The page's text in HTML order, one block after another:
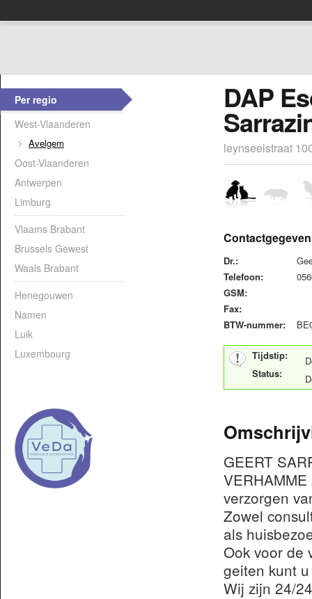
Per regio
West-Vlaanderen
Avelgem
Oost-Vlaanderen
Antwerpen
Limburg
Vlaams Brabant
Brussels Gewest
Waals Brabant
Henegouwen
Namen
Luik
Luxembourg
DAP
leynseelstraat
Dr.:
Telefoon:
GSM:
Fax:
BTW-nummer:
Tijdstip:
Status:
GEERT
verzorgen
Zowel
als
Ook voor de
geiten kunt
Wij zijn 24/